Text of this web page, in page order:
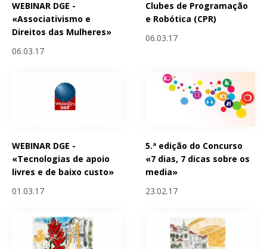
WEBINAR DGE -
«Associativismo e
Direitos das Mulheres»
06.03.17
Clubes de Programação
e Robótica (CPR)
06.03.17
WEBINAR DGE -
«Tecnologias de apoio
livres e de baixo custo»
01.03.17
5.ª edição do Concurso
«7 dias, 7 dicas sobre os
media»
23.02.17